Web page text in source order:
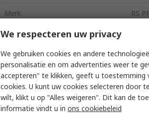
Merk RS
Product Type
Lens Colour Clear
Resistance Features
Frame Style
We respecteren uw privacy
We gebruiken cookies en andere
personalisatie en om advertenties weer te
accepteren" te klikken, geeft u toestemming
cookies. U kunt uw cookies selecteren door
wilt, klikt u op "Alles weigeren". Dit kan de
informatie vindt u in ons cookiebeleid